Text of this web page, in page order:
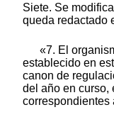
Siete. Se
queda redactado
«7. El
establecido en
canon de
del año en curso,
correspondientes